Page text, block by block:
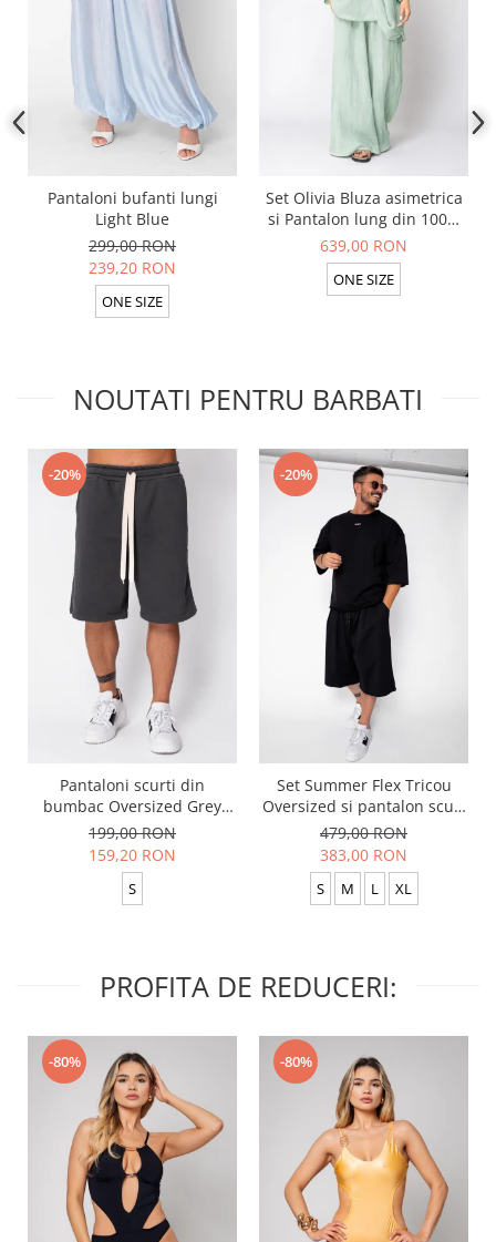
Pantaloni bufanti lungi
Light Blue
299,00 RON
239,20 RON
ONE SIZE
Set Olivia Bluza asimetrica
si Pantalon lung din 100%
in Light Olive
639,00 RON
ONE SIZE
NOUTATI PENTRU BARBATI
-20%
Pantaloni scurti din
bumbac Oversized Grey
Anthracite
199,00 RON
159,20 RON
S
-20%
Set Summer Flex Tricou
Oversized si pantalon scurt
Baggy Black
479,00 RON
383,00 RON
S M L XL
PROFITA DE REDUCERI:
-80% -80%